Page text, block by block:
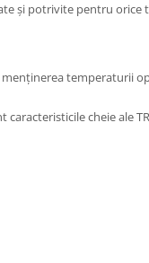
și potrivite pentru orice
menținerea temperaturii
cheie ale